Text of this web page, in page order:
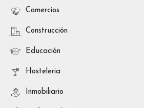
Comercios
Construcción
Educación
Hosteleria
Inmobiliario